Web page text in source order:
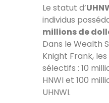
Le statut d’
individus
millions de
Dans le Wealth
Knight Frank,
sélectifs : 10
HNWI et 100
UHNWI.